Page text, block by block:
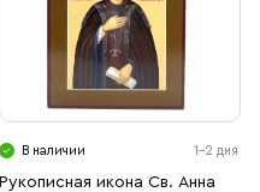
В наличии 1-2 дня
Рукописная икона Св. Анна